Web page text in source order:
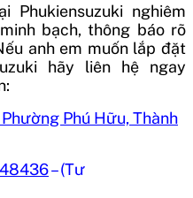
nghiêm
bạch, thông báo rõ
anh em muốn lắp đặt
hãy liên hệ ngay
Phú Hữu, Thành
– (Tư